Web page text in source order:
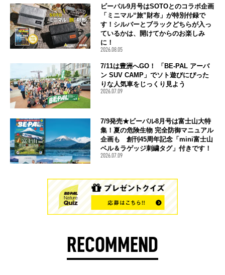
ビーパル9月号はSOTOとのコラボ企画
「ミニマル“旅”財布」が特別付録で
す！シルバーとブラックどちらが入っ
ているかは、開けてからのお楽しみ
に！
2026.08.05
7/11は豊洲へGO！ 「BE-PAL アーバ
ン SUV CAMP」でソト遊びにぴった
りな人気車をじっくり見よう
2026.07.09
7/9発売★ビーパル8月号は富士山大特
集！夏の危険生物 完全防御マニュアル
企画も 創刊45周年記念「mini富士山
ベル＆ラゲッジ刺繍タグ」付きです！
2026.07.09
RECOMMEND